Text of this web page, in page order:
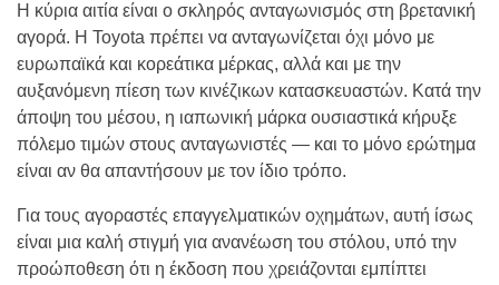
Η κύρια αιτία είναι ο σκληρός ανταγωνισμός στη βρετανική
αγορά. Η Toyota πρέπει να ανταγωνίζεται όχι μόνο με
ευρωπαϊκά και κορεάτικα μέρκας, αλλά και με την
αυξανόμενη πίεση των κινέζικων κατασκευαστών. Κατά την
άποψη του μέσου, η ιαπωνική μάρκα ουσιαστικά κήρυξε
πόλεμο τιμών στους ανταγωνιστές — και το μόνο ερώτημα
είναι αν θα απαντήσουν με τον ίδιο τρόπο.
Για τους αγοραστές επαγγελματικών οχημάτων, αυτή ίσως
είναι μια καλή στιγμή για ανανέωση του στόλου, υπό την
προώποθεση ότι η έκδοση που χρειάζονται εμπίπτει